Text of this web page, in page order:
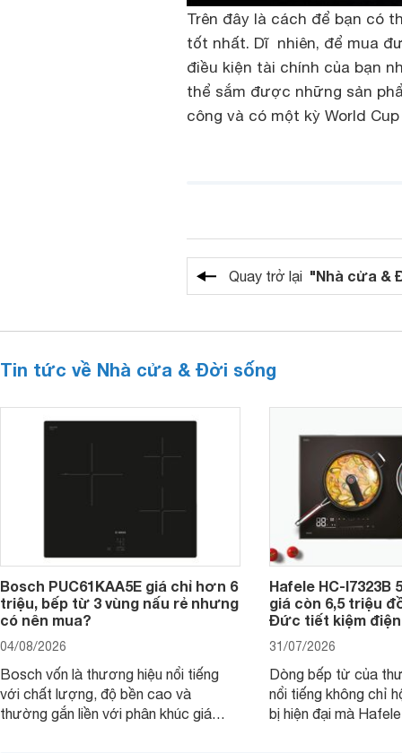
Trên đây là cách để bạn có
tốt nhất. Dĩ nhiên, để mua
điều kiện tài chính của bạn
thể sắm được những sản
công và có một kỳ World
Quay trở lại "Nhà cửa &
Tin tức về Nhà cửa & Đời sống
Bosch PUC61KAA5E giá chỉ hơn 6
triệu, bếp từ 3 vùng nấu rẻ nhưng
có nên mua?
04/08/2026
Bosch vốn là thương hiệu nổi tiếng
với chất lượng, độ bền cao và
thường gắn liền với phân khúc giá
Hafele HC-I7323B
giá còn 6,5 triệu
Đức tiết kiệm
31/07/2026
Dòng bếp từ của
nổi tiếng không chỉ
bị hiện đại mà